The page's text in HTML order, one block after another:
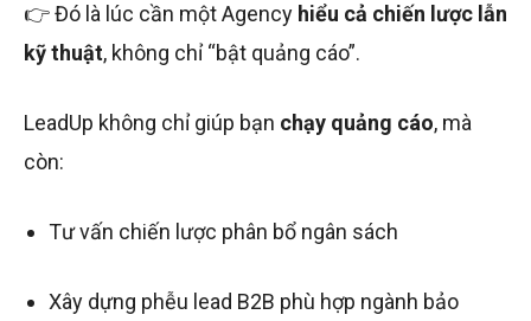
👉 Đó là lúc cần một Agency hiểu cả chiến lược lẫn
kỹ thuật, không chỉ “bật quảng cáo”.
LeadUp không chỉ giúp bạn chạy quảng cáo, mà
còn:
Tư vấn chiến lược phân bổ ngân sách
Xây dựng phễu lead B2B phù hợp ngành bảo